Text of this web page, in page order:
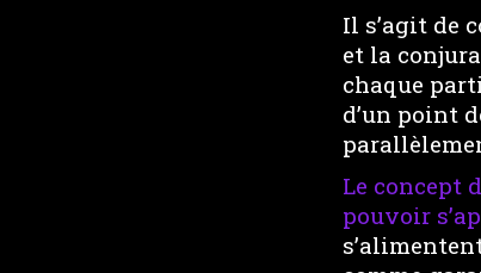
Il s’agit de
et la
chaque
d’un point
Le concept
pouvoir